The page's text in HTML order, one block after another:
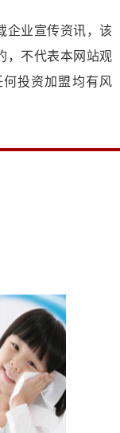
企业宣传资讯，该
，不代表本网站观
投资加盟均有风